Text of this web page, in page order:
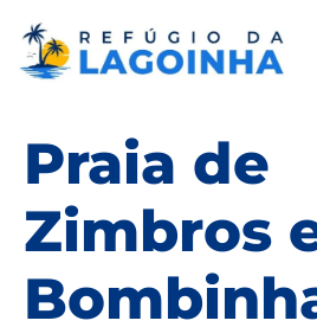
Praia de
Zimbros